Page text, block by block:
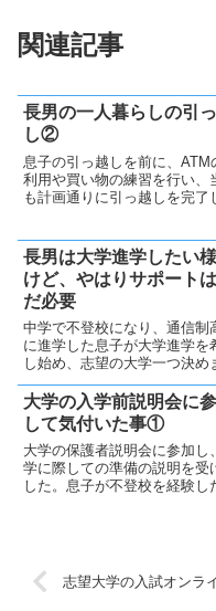
関連記事
長男の一人暮らしの引
し②
息子の引っ越しを前に、ATM
利用や買い物の練習を行い、
も計画通りに引っ越しを完了
す。
長男は大学進学したい
けど、やはりサポート
だ必要
中学で不登校になり、通信制
に進学した息子が大学進学を
し始め、志望の大学一つ決め
た。本人は不安な様で第二志
考えたいみたいですが、なか
自分で調べません😒
大学の入学前説明会に
して気付いた事①
大学の保護者説明会に参加し
学に際しての準備の説明を受
した。息子が不登校を経験し
志望大学の入試オンラ